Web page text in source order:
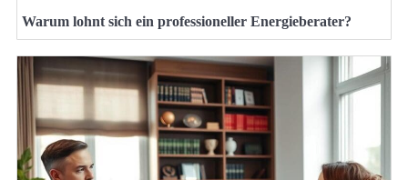
Warum lohnt sich ein professioneller Energieberater?